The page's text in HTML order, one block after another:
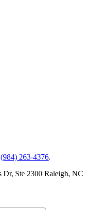
(984) 263-4376.
Ste 2300 Raleigh, NC